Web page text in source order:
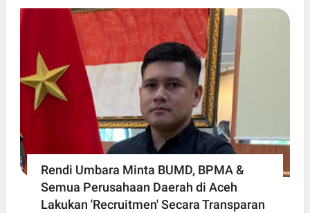
Rendi Umbara Minta BUMD, BPMA &
Semua Perusahaan Daerah di Aceh
Lakukan 'Recruitmen' Secara Transparan